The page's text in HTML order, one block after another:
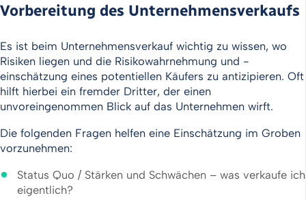
Vorbereitung des Unternehmensverkaufs
Es ist beim Unternehmensverkauf wichtig zu wissen, wo
Risiken liegen und die Risikowahrnehmung und -
einschätzung eines potentiellen Käufers zu antizipieren. Oft
hilft hierbei ein fremder Dritter, der einen
unvoreingenommen Blick auf das Unternehmen wirft.
Die folgenden Fragen helfen eine Einschätzung im Groben
vorzunehmen:
Status Quo / Stärken und Schwächen – was verkaufe ich
eigentlich?